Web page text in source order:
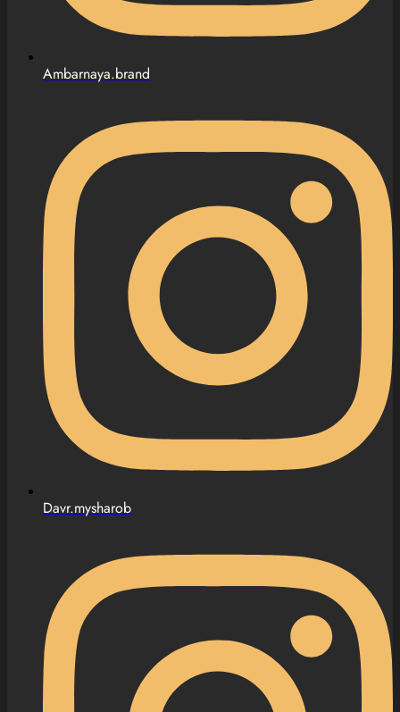
Ambarnaya.brand
Davr.mysharob